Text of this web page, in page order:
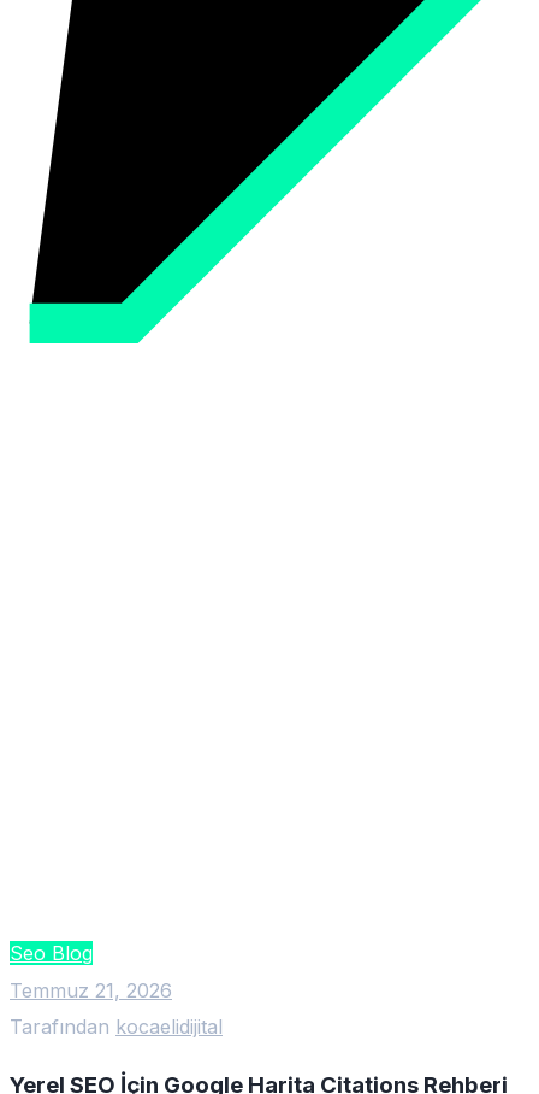
Seo Blog
Temmuz 21, 2026
Tarafından kocaelidijital
Yerel SEO İçin Google Harita Citations Rehberi